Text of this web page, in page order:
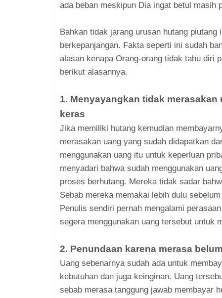
ada beban meskipun Dia ingat betul masih
Bahkan tidak jarang urusan hutang
berkepanjangan. Fakta seperti ini sudah
alasan kenapa Orang-orang tidak tahu diri
berikut alasannya.
1. Menyayangkan tidak
keras
Jika memiliki hutang kemudian
merasakan uang yang sudah didapatkan
menggunakan uang itu untuk keperluan
menyadari bahwa sudah menggunakan
proses berhutang. Mereka tidak sadar
Sebab mereka memakai lebih dulu
Penulis sendiri pernah mengalami
segera menggunakan uang tersebut untuk
2. Penundaan karena merasa
Uang sebenarnya sudah ada untuk
kebutuhan dan juga keinginan. Uang
sebab merasa tanggung jawab membayar